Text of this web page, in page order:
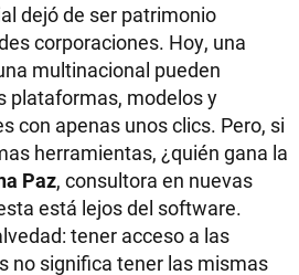
dejó de ser patrimonio
corporaciones. Hoy, una
multinacional pueden
plataformas, modelos y
con apenas unos clics. Pero, si
herramientas, ¿quién gana la
Paz, consultora en nuevas
está lejos del software.
tener acceso a las
no significa tener las mismas